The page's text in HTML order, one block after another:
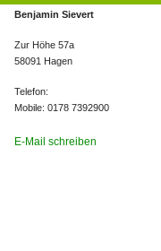
Benjamin Sievert
Zur Höhe 57a
58091 Hagen
Telefon:
Mobile: 0178 7392900
E-Mail schreiben